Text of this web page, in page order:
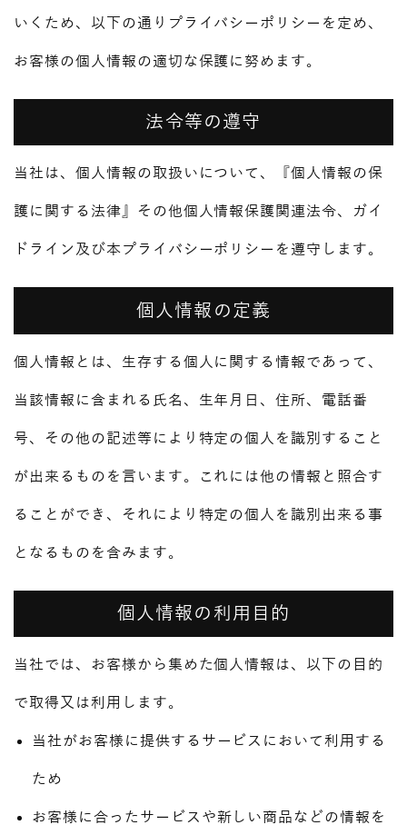
いくため、以下の通りプライバシーポリシーを定め、
お客様の個人情報の適切な保護に努めます。
法令等の遵守
当社は、個人情報の取扱いについて、『個人情報の保
護に関する法律』その他個人情報保護関連法令、ガイ
ドライン及び本プライバシーポリシーを遵守します。
個人情報の定義
個人情報とは、生存する個人に関する情報であって、
当該情報に含まれる氏名、生年月日、住所、電話番
号、その他の記述等により特定の個人を識別すること
が出来るものを言います。これには他の情報と照合す
ることができ、それにより特定の個人を識別出来る事
となるものを含みます。
個人情報の利用目的
当社では、お客様から集めた個人情報は、以下の目的
で取得又は利用します。
当社がお客様に提供するサービスにおいて利用する
ため
お客様に合ったサービスや新しい商品などの情報を